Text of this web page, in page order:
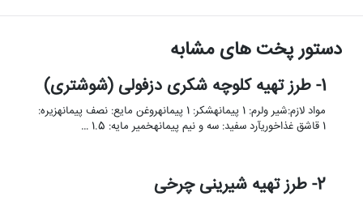
دستور پخت های مشابه
1- طرز تهیه کلوچه شکری دزفولی (شوشتری)
مواد لازم:شیر ولرم: 1 پیمانهشکر: 1 پیمانهروغن مایع: نصف پیمانهزیره:
1 قاشق غذاخوریآرد سفید: سه و نیم پیمانهخمیر مایه: 1.5 …
2- طرز تهیه شیرینی چرخی